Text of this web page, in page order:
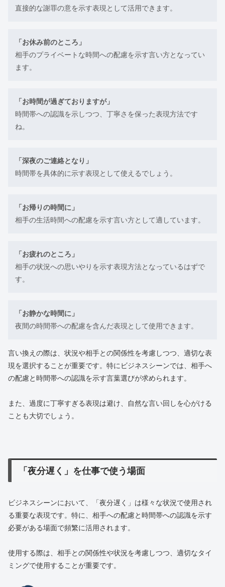
直接的な謝罪の意を示す表現として活用できます。
「お休み前のところ」
相手のプライベートな時間への配慮を示す言い方となってい
ます。
「お時間が過ぎておりますが」
時間帯への認識を示しつつ、丁寧さを保った表現方法です
ね。
「深夜のご連絡となり」
時間帯を具体的に示す表現として使えるでしょう。
「お帰りの時間に」
相手の生活時間への配慮を示す言い方として適しています。
「お疲れのところ」
相手の状況への思いやりを示す表現方法となっているはずで
す。
「お静かな時間に」
夜間の時間帯への配慮を含んだ表現として使用できます。
言い換えの際は、状況や相手との関係性を考慮しつつ、適切な表
現を選択することが重要です。特にビジネスシーンでは、相手へ
の配慮と時間帯への認識を示す言葉選びが求められます。
また、過度に丁寧すぎる表現は避け、自然な言い回しを心がける
ことも大切でしょう。
「夜分遅く」を仕事で使う場面
ビジネスシーンにおいて、「夜分遅く」は様々な状況で使用され
る重要な表現です。特に、相手への配慮と時間帯への認識を示す
必要がある場面で頻繁に活用されます。
使用する際は、相手との関係性や状況を考慮しつつ、適切なタイ
ミングで使用することが重要です。